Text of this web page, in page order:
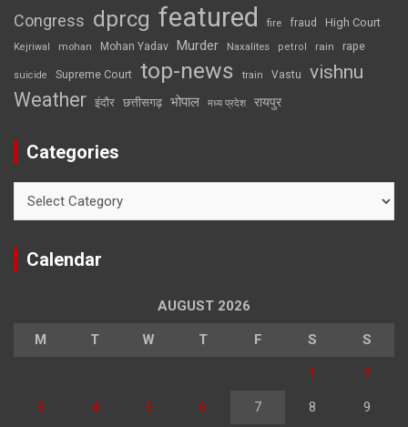
Congress dprcg featured fire fraud High Court
Kejriwal mohan Mohan Yadav Murder Naxalites petrol rain rape
suicide Supreme Court top-news train Vastu vishnu
Weather इंदौर छत्तीसगढ़ भोपाल मध्य प्रदेश रायपुर
Categories
Calendar
AUGUST 2026
M T W T F S S
1 2
3 4 5 6 7 8 9